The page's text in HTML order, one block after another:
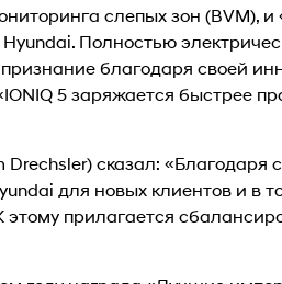
слепых зон (BVM),
Полностью
благодаря своей
5 заряжается быстрее
сказал: «Благодаря
для новых клиентов и в
прилагается